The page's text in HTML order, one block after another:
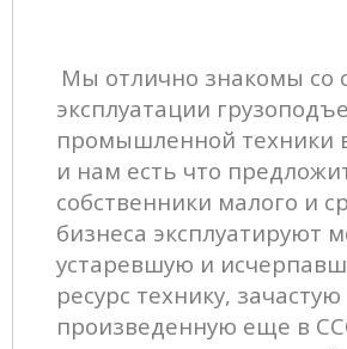
Мы отлично знакомы со
эксплуатации
промышленной техники
и нам есть что
собственники малого и
бизнеса эксплуатируют
устаревшую и
ресурс технику, зачастую
произведенную еще в